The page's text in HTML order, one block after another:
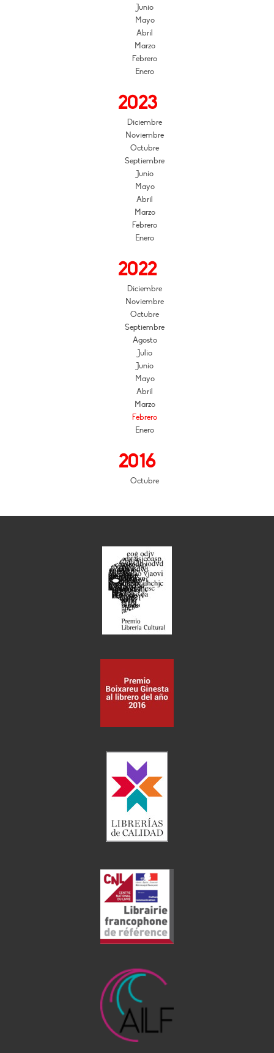
Junio
Mayo
Abril
Marzo
Febrero
Enero
2023
Diciembre
Noviembre
Octubre
Septiembre
Junio
Mayo
Abril
Marzo
Febrero
Enero
2022
Diciembre
Noviembre
Octubre
Septiembre
Agosto
Julio
Junio
Mayo
Abril
Marzo
Febrero
Enero
2016
Octubre